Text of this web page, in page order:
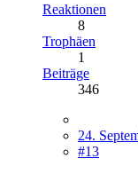
Reaktionen
8
Trophäen
1
Beiträge
346
24.
#13